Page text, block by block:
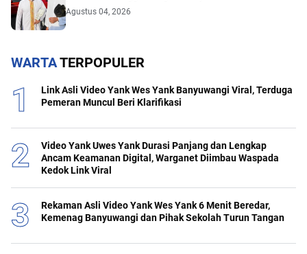
Agustus 04, 2026
WARTATERPOPULER
Link Asli Video Yank Wes Yank Banyuwangi Viral, Terduga
Pemeran Muncul Beri Klarifikasi
Video Yank Uwes Yank Durasi Panjang dan Lengkap
Ancam Keamanan Digital, Warganet Diimbau Waspada
Kedok Link Viral
Rekaman Asli Video Yank Wes Yank 6 Menit Beredar,
Kemenag Banyuwangi dan Pihak Sekolah Turun Tangan